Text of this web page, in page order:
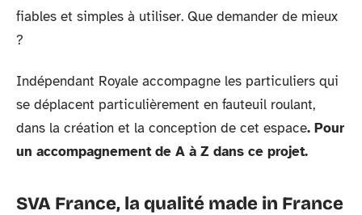
fiables et simples à utiliser. Que demander de mieux
?
Indépendant Royale accompagne les particuliers qui
se déplacent particulièrement en fauteuil roulant,
dans la création et la conception de cet espace. Pour
un accompagnement de A à Z dans ce projet.
SVA France, la qualité made in France